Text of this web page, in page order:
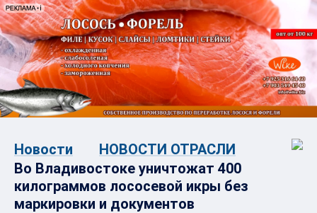
Новости
НОВОСТИ ОТРАСЛИ
Во Владивостоке уничтожат 400
килограммов лососевой икры без
маркировки и документов